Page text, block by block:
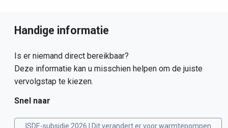
Handige informatie
Is er niemand direct bereikbaar?
Deze informatie kan u misschien helpen om de juiste
vervolgstap te kiezen.
Snel naar
ISDE-subsidie 2026 | Dit verandert er voor warmtepompen